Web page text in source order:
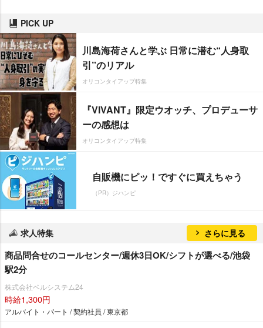
PICK UP
川島海荷さんと学ぶ 日常に潜む“人身取
引”のリアル
オリコンタイアップ特集
『VIVANT』限定ウオッチ、プロデューサ
ーの感想は
オリコンタイアップ特集
自販機にピッ！ですぐに買えちゃう
（PR）ジハンピ
求人特集 さらに見る
商品問合せのコールセンター/週休3日OK/シフトが選べる/池袋
駅2分
株式会社ベルシステム24
時給1,300円
アルバイト・パート / 契約社員 / 東京都